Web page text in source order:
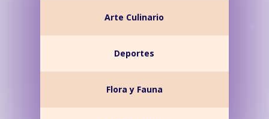
Arte Culinario
Deportes
Flora y Fauna